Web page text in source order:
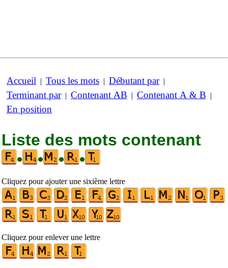
Accueil | Tous les mots | Débutant par|
Terminant par| Contenant AB | Contenant A & B |
En position
Liste des mots contenant
•
• • •
Cliquez pour ajouter une sixième lettre
Cliquez pour enlever une lettre